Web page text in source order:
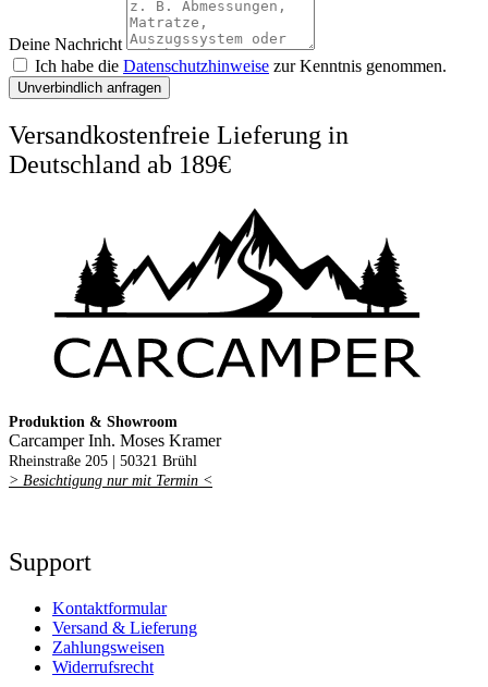
Deine Nachricht
Ich habe die Datenschutzhinweise zur Kenntnis genommen.
Unverbindlich anfragen
Versandkostenfreie Lieferung in
Deutschland ab 189€
Produktion & Showroom
Carcamper Inh. Moses Kramer
Rheinstraße 205 | 50321 Brühl
> Besichtigung nur mit Termin <
Support
Kontaktformular
Versand & Lieferung
Zahlungsweisen
Widerrufsrecht